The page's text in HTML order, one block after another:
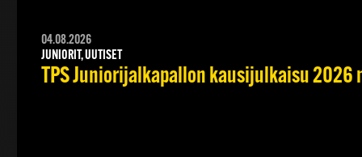
04.08.2026
JUNIORIT, UUTISET
TPS Juniorijalkapallon kausijulkaisu 2026